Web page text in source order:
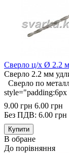
Сверло ц/х Ø 2.2
Сверло 2.2 мм
Сверло по
9.00 грн 6.00 грн
Без ПДВ: 6.00 грн
В обране
До порівняння